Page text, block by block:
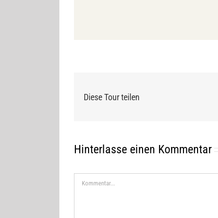
Diese Tour teilen
Hinterlasse einen Kommentar
Kommentar